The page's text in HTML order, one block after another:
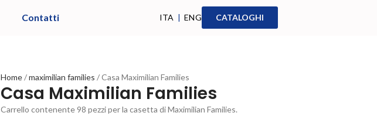
Contatti ITA |ENG CATALOGHI
Home maximilian families Casa Maximilian Families
Casa Maximilian Families
Carrello contenente 98 pezzi per la casetta di Maximilian Families.